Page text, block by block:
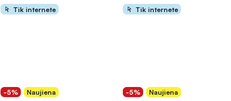
Tik internete
-5% Naujiena
Tik internete
-5% Naujiena